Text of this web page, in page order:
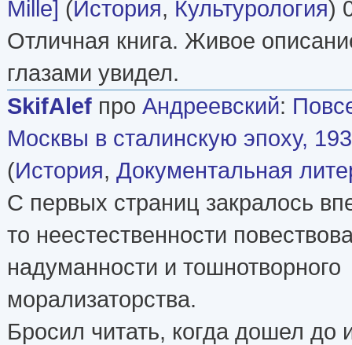
Mille] (История, Культурология)
Отличная книга. Живое
глазами увидел.
SkifAlef про Андреевский:
Москвы в сталинскую эпоху,
(История, Документальная
С первых страниц закралось
то неестественности
надуманности и тошнотворного
морализаторства.
Бросил читать, когда дошел до